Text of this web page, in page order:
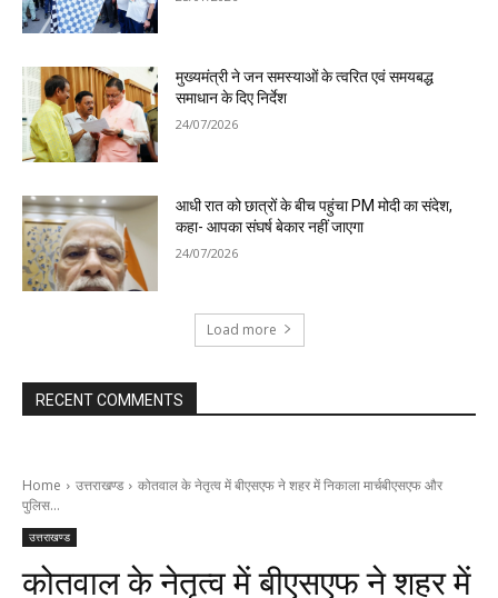
मुख्यमंत्री ने जन समस्याओं के त्वरित एवं समयबद्ध
समाधान के दिए निर्देश
24/07/2026
आधी रात को छात्रों के बीच पहुंचा PM मोदी का संदेश,
कहा- आपका संघर्ष बेकार नहीं जाएगा
24/07/2026
Load more
RECENT COMMENTS